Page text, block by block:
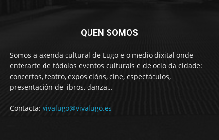
QUEN SOMOS
Somos a axenda cultural de Lugo e o medio dixital onde
enterarte de tódolos eventos culturais e de ocio da cidade:
concertos, teatro, exposicións, cine, espectáculos,
presentación de libros, danza…
Contacta: vivalugo@vivalugo.es